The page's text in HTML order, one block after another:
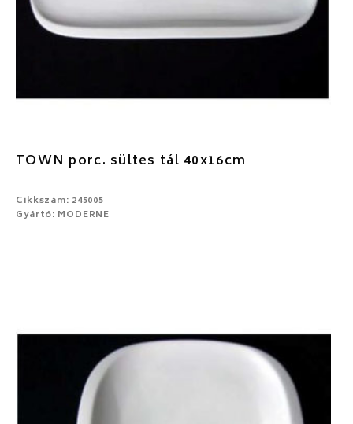
TOWN porc. sültes tál 40x16cm
Cikkszám: 245005
Gyártó: MODERNE